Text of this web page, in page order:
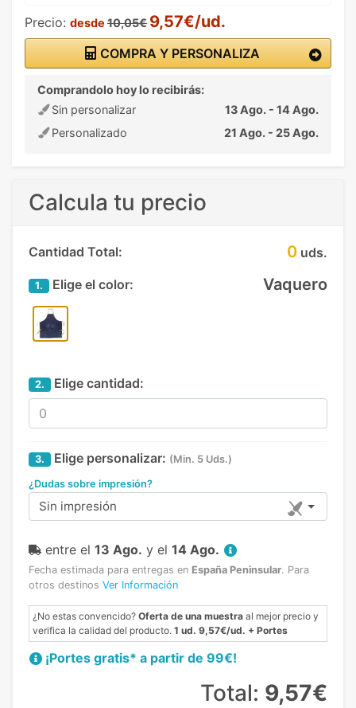
Precio: desde 10,05€ 9,57€/ud.
COMPRA Y PERSONALIZA
Comprandolo hoy lo recibirás:
Sin personalizar
13 Ago. - 14 Ago.
Personalizado
21 Ago. - 25 Ago.
Calcula tu precio
Cantidad Total: 0 uds.
1. Elige el color: Vaquero
2. Elige cantidad:
3. Elige personalizar: (Min. 5 Uds.)
¿Dudas sobre impresión?
Sin impresión
entre el 13 Ago. y el 14 Ago.
Fecha estimada para entregas en España Peninsular. Para
otros destinos Ver Información
¿No estas convencido? Oferta de una muestra al mejor precio y
verifica la calidad del producto. 1 ud. 9,57€/ud. + Portes
¡Portes gratis* a partir de 99€!
Total: 9,57€